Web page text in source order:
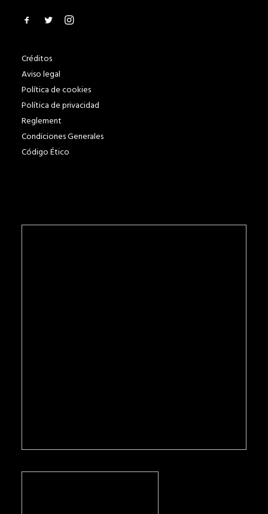
Créditos
Aviso legal
Política de cookies
Política de privacidad
Reglement
Condiciones Generales
Código Ético